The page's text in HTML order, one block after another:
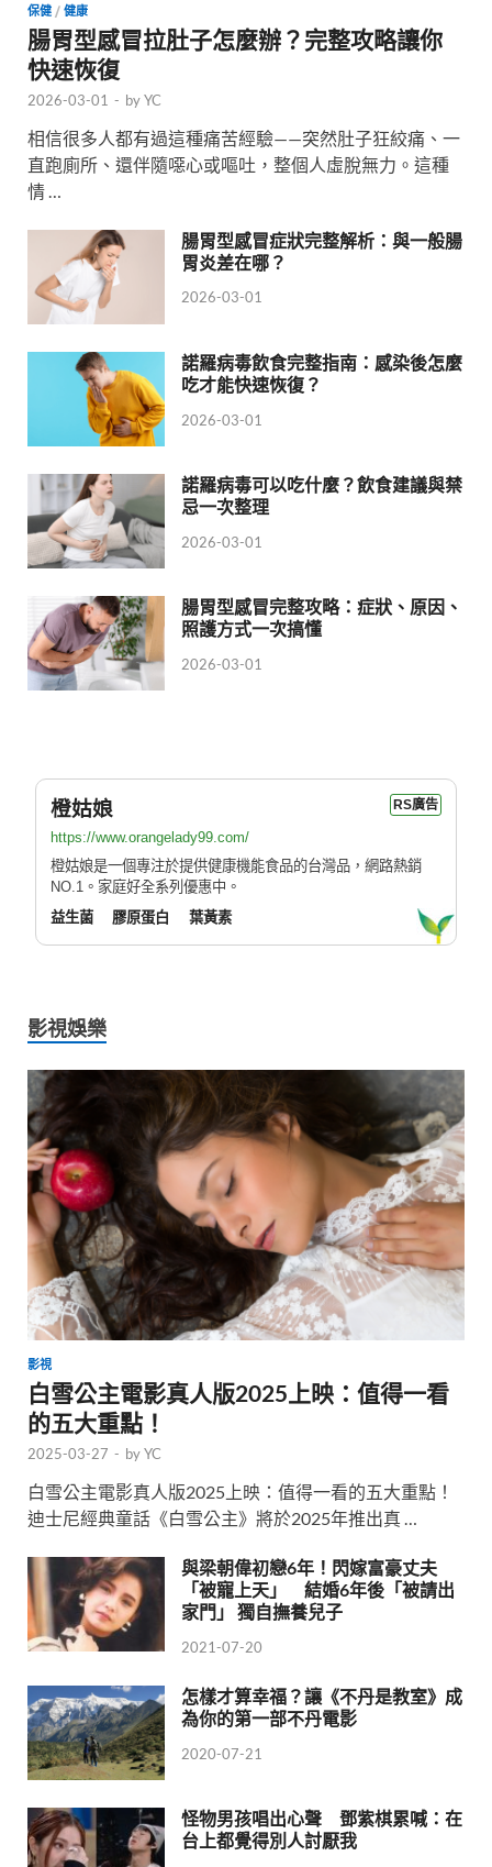
保健 / 健康
腸胃型感冒拉肚子怎麼辦？完整攻略讓你
快速恢復
2026-03-01 - byYC
相信很多人都有過這種痛苦經驗——突然肚子狂絞痛、一
直跑廁所、還伴隨噁心或嘔吐，整個人虛脫無力。這種
情 …
腸胃型感冒症狀完整解析：與一般腸
胃炎差在哪？
2026-03-01
諾羅病毒飲食完整指南：感染後怎麼
吃才能快速恢復？
2026-03-01
諾羅病毒可以吃什麼？飲食建議與禁
忌一次整理
2026-03-01
腸胃型感冒完整攻略：症狀、原因、
照護方式一次搞懂
2026-03-01
橙姑娘 RS廣告
https://www.orangelady99.com/
橙姑娘是一個專注於提供健康機能食品的台灣品，網路熱銷
NO.1。家庭好全系列優惠中。
益生菌
膠原蛋白 葉黃素
影視娛樂
影視
白雪公主電影真人版2025上映：值得一看
的五大重點！
2025-03-27 - byYC
白雪公主電影真人版2025上映：值得一看的五大重點！
迪士尼經典童話《白雪公主》將於2025年推出真 …
與梁朝偉初戀6年！閃嫁富豪丈夫
「被寵上天」 結婚6年後「被請出
家門」 獨自撫養兒子
2021-07-20
怎樣才算幸福？讓《不丹是教室》成
為你的第一部不丹電影
2020-07-21
怪物男孩唱出心聲 鄧紫棋累喊：在
台上都覺得別人討厭我